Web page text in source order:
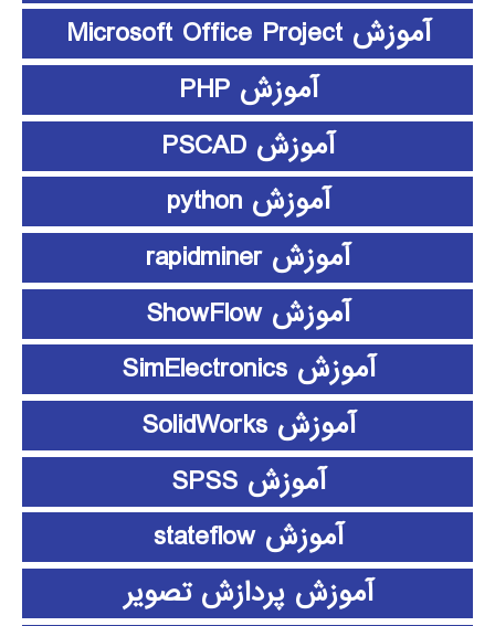
آموزش Microsoft Office Project
آموزش PHP
آموزش PSCAD
آموزش python
آموزش rapidminer
آموزش ShowFlow
آموزش SimElectronics
آموزش SolidWorks
آموزش SPSS
آموزش stateflow
آموزش پردازش تصویر